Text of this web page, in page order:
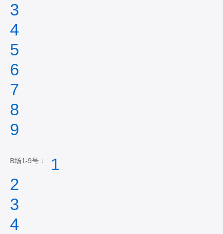
3
4
5
6
7
8
9
B场1-9号：
1
2
3
4